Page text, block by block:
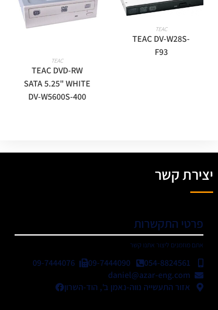
מידע נוסף
TEAC
TEAC DV-W28S-
F93
מידע נוסף
TEAC
TEAC DVD-RW
SATA 5.25" WHITE
DV-W5600S-400
יצירת קשר
פרטי התקשרות
אתם מוזמנים ליצור אתנו קשר
054-8824561
09-7444090
09-7444076
daniel@azar-eng.com
אזור התעשייה נווה-נאמן ב', הוד-השרון